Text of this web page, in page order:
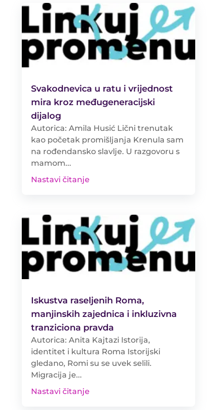
Svakodnevica u ratu i vrijednost
mira kroz međugeneracijski
dijalog
Autorica: Amila Husić Lični trenutak
kao početak promišljanja Krenula sam
na rođendansko slavlje. U razgovoru s
mamom...
Nastavi čitanje
Iskustva raseljenih Roma,
manjinskih zajednica i inkluzivna
tranziciona pravda
Autorica: Anita Kajtazi Istorija,
identitet i kultura Roma Istorijski
gledano, Romi su se uvek selili.
Migracija je...
Nastavi čitanje